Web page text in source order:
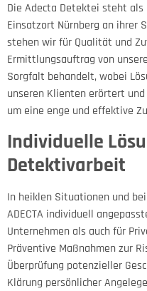
Die Adecta Detektei steht
Einsatzort Nürnberg an ihrer
stehen wir für Qualität und
Ermittlungsauftrag von
Sorgfalt behandelt, wobei
unseren Klienten erörtert
um eine enge und effektive
Individuelle
Detektivarbeit
In heiklen Situationen und
ADECTA individuell
Unternehmen als auch für
Präventive Maßnahmen zur
Überprüfung potenzieller
Klärung persönlicher